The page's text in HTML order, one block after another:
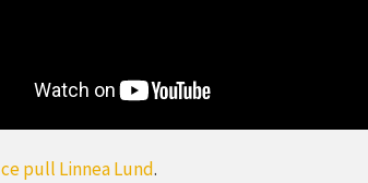
ce pull Linnea Lund.